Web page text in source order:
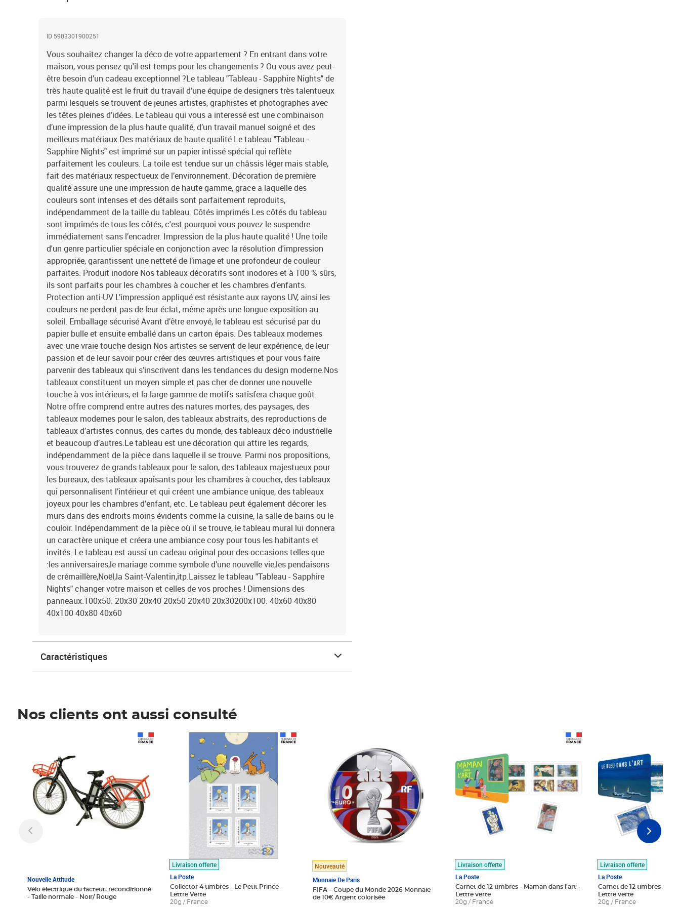
ID 5903301900251
Vous souhaitez changer la déco de votre appartement ? En entrant dans votre
maison, vous pensez qu'il est temps pour les changements ? Ou vous avez peut-
être besoin d’un cadeau exceptionnel ?Le tableau "Tableau - Sapphire Nights" de
très haute qualité est le fruit du travail d’une équipe de designers très talentueux
parmi lesquels se trouvent de jeunes artistes, graphistes et photographes avec
les têtes pleines d’idées. Le tableau qui vous a interessé est une combinaison
d’une impression de la plus haute qualité, d’un travail manuel soigné et des
meilleurs matériaux.Des matériaux de haute qualité Le tableau "Tableau -
Sapphire Nights" est imprimé sur un papier intissé spécial qui reflète
parfaitement les couleurs. La toile est tendue sur un châssis léger mais stable,
fait des matériaux respectueux de l’environnement. Décoration de première
qualité assure une une impression de haute gamme, grace a laquelle des
couleurs sont intenses et des détails sont parfaitement reproduits,
indépendamment de la taille du tableau. Côtés imprimés Les côtés du tableau
sont imprimés de tous les côtés, c'est pourquoi vous pouvez le suspendre
immédiatement sans l’encadrer. Impression de la plus haute qualité ! Une toile
d'un genre particulier spéciale en conjonction avec la résolution d'impression
appropriée, garantissent une netteté de l’image et une profondeur de couleur
parfaites. Produit inodore Nos tableaux décoratifs sont inodores et à 100 % sûrs,
ils sont parfaits pour les chambres à coucher et les chambres d’enfants.
Protection anti-UV L’impression appliqué est résistante aux rayons UV, ainsi les
couleurs ne perdent pas de leur éclat, même après une longue exposition au
soleil. Emballage sécurisé Avant d’être envoyé, le tableau est sécurisé par du
papier bulle et ensuite emballé dans un carton épais. Des tableaux modernes
avec une vraie touche design Nos artistes se servent de leur expérience, de leur
passion et de leur savoir pour créer des œuvres artistiques et pour vous faire
parvenir des tableaux qui s’inscrivent dans les tendances du design moderne.Nos
tableaux constituent un moyen simple et pas cher de donner une nouvelle
touche à vos intérieurs, et la large gamme de motifs satisfera chaque goût.
Notre offre comprend entre autres des natures mortes, des paysages, des
tableaux modernes pour le salon, des tableaux abstraits, des reproductions de
tableaux d’artistes connus, des cartes du monde, des tableaux déco industrielle
et beaucoup d’autres.Le tableau est une décoration qui attire les regards,
indépendamment de la pièce dans laquelle il se trouve. Parmi nos propositions,
vous trouverez de grands tableaux pour le salon, des tableaux majestueux pour
les bureaux, des tableaux apaisants pour les chambres à coucher, des tableaux
qui personnalisent l’intérieur et qui créent une ambiance unique, des tableaux
joyeux pour les chambres d’enfant, etc. Le tableau peut également décorer les
murs dans des endroits moins évidents comme la cuisine, la salle de bains ou le
couloir. Indépendamment de la pièce où il se trouve, le tableau mural lui donnera
un caractère unique et créera une ambiance cosy pour tous les habitants et
invités. Le tableau est aussi un cadeau original pour des occasions telles que
:les anniversaires,le mariage comme symbole d’une nouvelle vie,les pendaisons
de crémaillère,Noël,la Saint-Valentin,itp.Laissez le tableau "Tableau - Sapphire
Nights" changer votre maison et celles de vos proches ! Dimensions des
panneaux:100x50: 20x30 20x40 20x50 20x40 20x30200x100: 40x60 40x80
40x100 40x80 40x60
Caractéristiques
Nos clients ont aussi consulté
Nouvelle Attitude
Vélo électrique du facteur, reconditionné
- Taille normale - Noir/ Rouge
Livraison offerte
La Poste
Collector 4 timbres - Le Petit Prince -
Lettre Verte
20g / France
Prix 7,50€
Nouveauté
Monnaie De Paris
FIFA – Coupe du Monde 2026 Monnaie
de 10€ Argent colorisée
Livraison offerte
La Poste
Carnet de 12 timbres - Maman dans l'art -
Lettre verte
20g / France
Livraison offerte
La Poste
Carnet de 12 timbres - Le
Lettre verte
20g / France